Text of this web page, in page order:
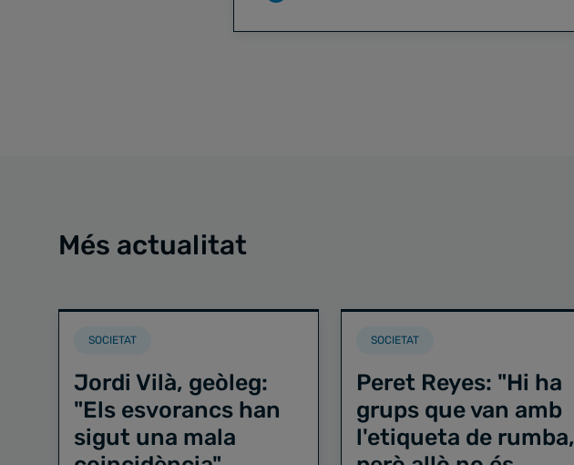
Més actualitat
SOCIETAT
Jordi Vilà, geòleg:
"Els esvorancs han
sigut una mala
SOCIETAT
Peret Reyes: "Hi ha
grups que van amb
l'etiqueta de rumba,